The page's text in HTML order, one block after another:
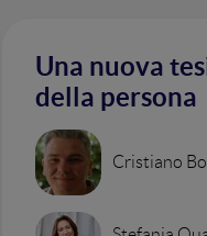
Una nuova
della persona
Cristiano